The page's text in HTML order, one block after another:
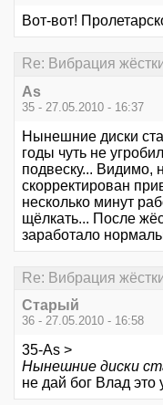
Вот-вот!
Re: Вибрация
As
35 - 27.05.2010 - 16:37
Нынешние диски
годы чуть не
подвеску... Видимо,
скорректирован
несколько минут
щёлкать... После
заработало
Re: Вибрация
Старый
36 - 27.05.2010 - 16:58
35-As >
Нынешние диски
не дай бог Влад это